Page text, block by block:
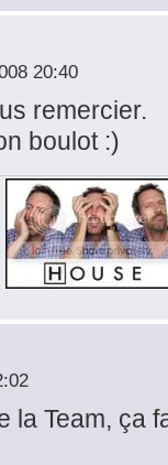
20:40
remercier.
boulot :)
la Team, ça